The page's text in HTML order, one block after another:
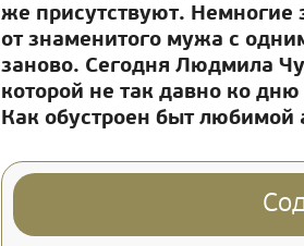
же присутствуют. Немногие
от знаменитого мужа с
заново. Сегодня Людмила
которой не так давно ко
Как обустроен быт любимой